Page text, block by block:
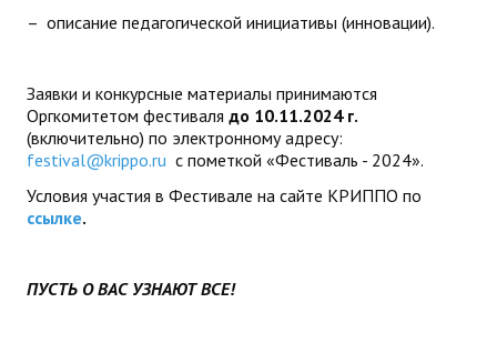
– описание педагогической инициативы (инновации).
Заявки и конкурсные материалы принимаются
Оргкомитетом фестиваля до 10.11.2024 г.
(включительно) по электронному адресу:
festival@krippo.ru с пометкой «Фестиваль - 2024».
Условия участия в Фестивале на сайте КРИППО по
ссылке.
ПУСТЬ О ВАС УЗНАЮТ ВСЕ!